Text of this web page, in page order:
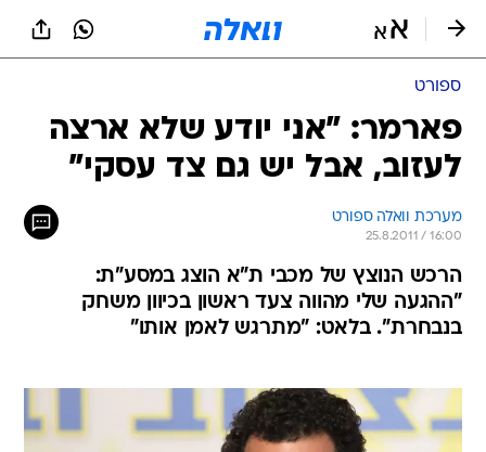
ספורט
פארמר: "אני יודע שלא ארצה
לעזוב, אבל יש גם צד עסקי"
מערכת וואלה ספורט
25.8.2011 / 16:00
הרכש הנוצץ של מכבי ת"א הוצג במסע"ת:
"ההגעה שלי מהווה צעד ראשון בכיוון משחק
בנבחרת". בלאט: "מתרגש לאמן אותו"